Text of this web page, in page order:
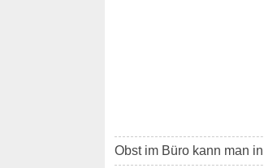
Obst im Büro kann man